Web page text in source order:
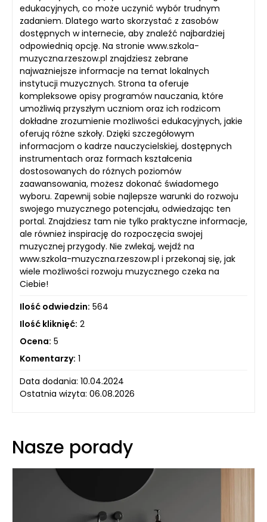
edukacyjnych, co może uczynić wybór trudnym
zadaniem. Dlatego warto skorzystać z zasobów
dostępnych w internecie, aby znaleźć najbardziej
odpowiednią opcję. Na stronie www.szkola-
muzyczna.rzeszow.pl znajdziesz zebrane
najważniejsze informacje na temat lokalnych
instytucji muzycznych. Strona ta oferuje
kompleksowe opisy programów nauczania, które
umożliwią przyszłym uczniom oraz ich rodzicom
dokładne zrozumienie możliwości edukacyjnych, jakie
oferują różne szkoły. Dzięki szczegółowym
informacjom o kadrze nauczycielskiej, dostępnych
instrumentach oraz formach kształcenia
dostosowanych do różnych poziomów
zaawansowania, możesz dokonać świadomego
wyboru. Zapewnij sobie najlepsze warunki do rozwoju
swojego muzycznego potencjału, odwiedzając ten
portal. Znajdziesz tam nie tylko praktyczne informacje,
ale również inspirację do rozpoczęcia swojej
muzycznej przygody. Nie zwlekaj, wejdź na
www.szkola-muzyczna.rzeszow.pl i przekonaj się, jak
wiele możliwości rozwoju muzycznego czeka na
Ciebie!
Ilość odwiedzin: 564
Ilość kliknięć: 2
Ocena: 5
Komentarzy: 1
Data dodania: 10.04.2024
Ostatnia wizyta: 06.08.2026
Nasze porady